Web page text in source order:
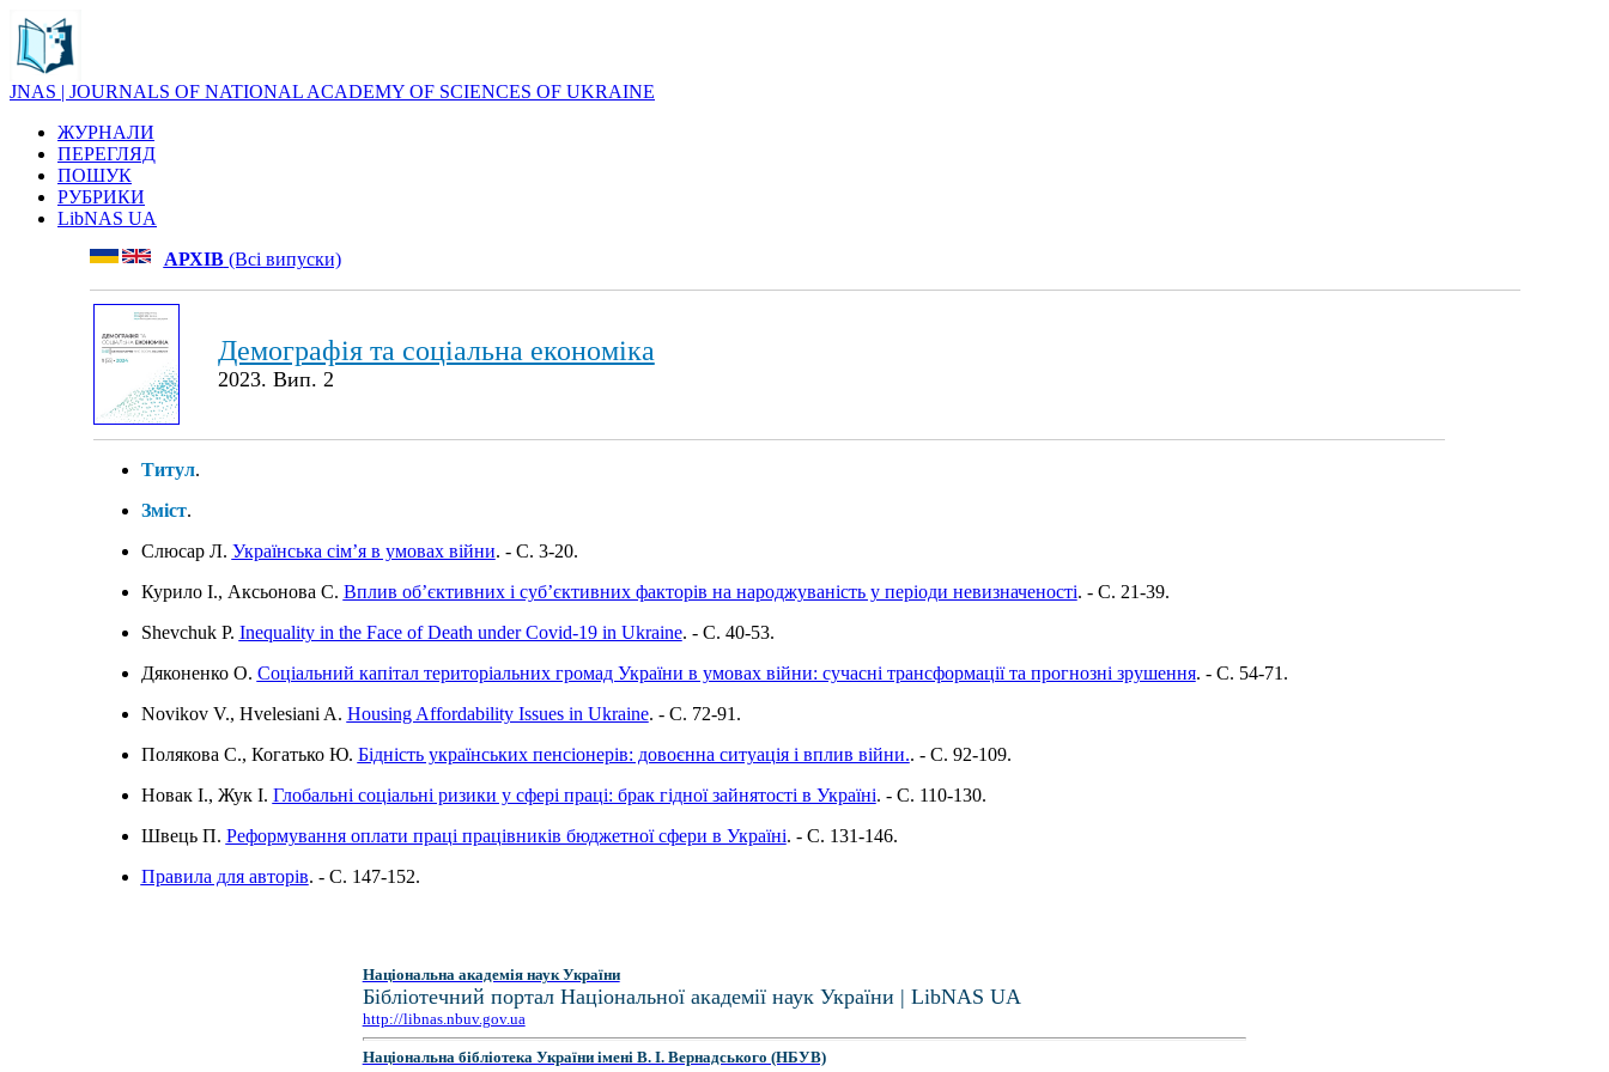
JNAS | JOURNALS OF NATIONAL ACADEMY OF SCIENCES OF UKRAINE
ЖУРНАЛИ
ПЕРЕГЛЯД
ПОШУК
РУБРИКИ
LibNAS UA
АРХІВ(Всі випуски)
Демографія та соціальна економіка
2023. Вип. 2
Титул.
Зміст.
Слюсар Л. Українська сім’я в умовах війни. - C. 3-20.
Курило І., Аксьонова С. Вплив об’єктивних і суб’єктивних факторів на народжуваність у періоди невизначеності. - C. 21-39.
Shevchuk P. Inequality in the Face of Death under Covid-19 in Ukraine. - C. 40-53.
Дяконенко О. Соціальний капітал територіальних громад України в умовах війни: сучасні трансформації та прогнозні зрушення. - C. 54-71.
Novikov V., Hvelesiani A. Housing Affordability Issues in Ukraine. - C. 72-91.
Полякова С., Когатько Ю. Бідність українських пенсіонерів: довоєнна ситуація і вплив війни.. - C. 92-109.
Новак І., Жук І. Глобальні соціальні ризики у сфері праці: брак гідної зайнятості в Україні. - C. 110-130.
Швець П. Реформування оплати праці працівників бюджетної сфери в Україні. - C. 131-146.
Правила для авторів. - C. 147-152.
Національна академія наук України
Бібліотечний портал Національної академії наук України | LibNAS UA
http://libnas.nbuv.gov.ua
Національна бібліотека України імені В. І. Вернадського (НБУВ)